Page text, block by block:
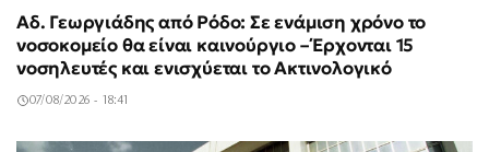
Αδ. Γεωργιάδης από Ρόδο: Σε ενάμιση χρόνο το
νοσοκομείο θα είναι καινούργιο – Έρχονται 15
νοσηλευτές και ενισχύεται το Ακτινολογικό
07/08/2026 - 18:41